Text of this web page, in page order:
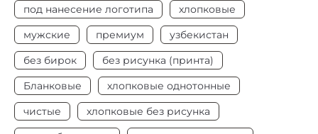
Под нанесение Да
под нанесение логотипа
хлопковые
мужские
премиум
узбекистан
без бирок
без рисунка (принта)
Бланковые
хлопковые однотонные
чистые
хлопковые без рисунка